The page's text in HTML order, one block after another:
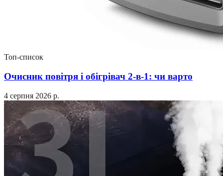
Топ-список
Очисник повітря і обігрівач 2-в-1: чи варто
4 серпня 2026 р.